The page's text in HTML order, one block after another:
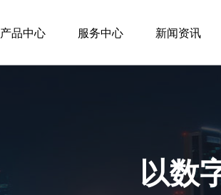
产品中心 服务中心 新闻资讯
以数